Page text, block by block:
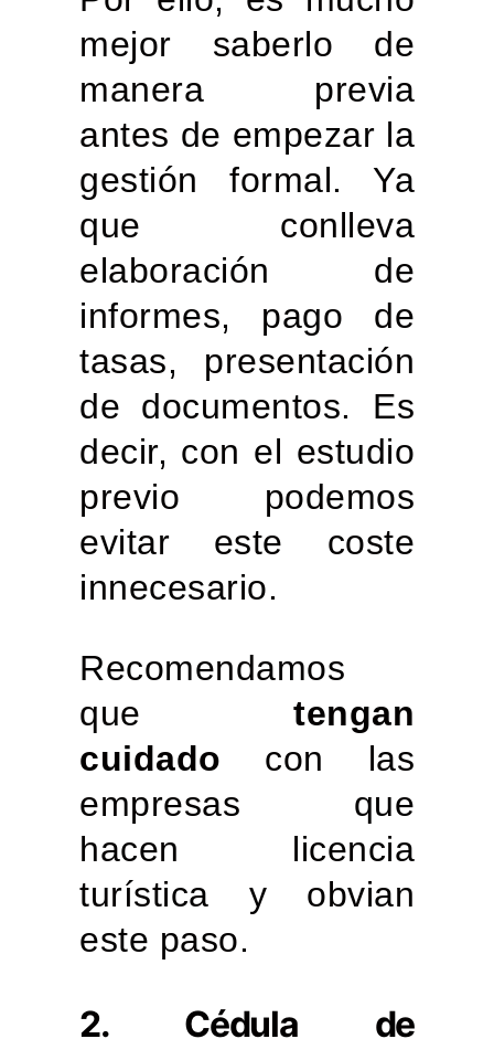
mejor saberlo de
manera previa
antes de empezar la
gestión formal. Ya
que conlleva
elaboración de
informes, pago de
tasas, presentación
de documentos. Es
decir, con el estudio
previo podemos
evitar este coste
innecesario.
Recomendamos
que tengan
cuidado con las
empresas que
hacen licencia
turística y obvian
este paso.
2. Cédula de